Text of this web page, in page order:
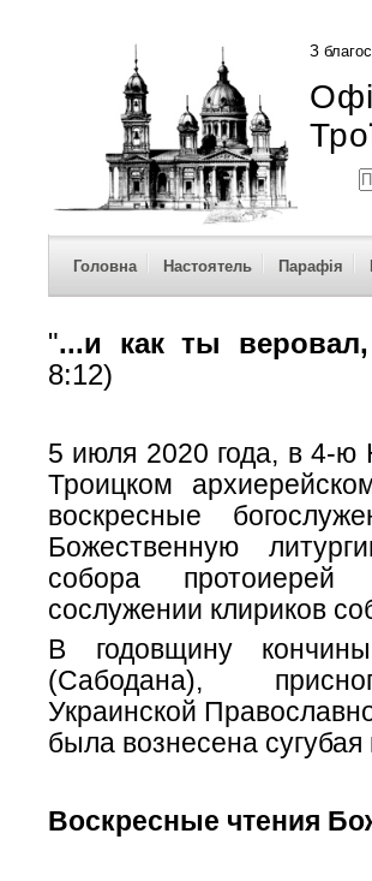
З
Головна Настоятель Парафія
"...и как ты
8:12)
5 июля 2020 года, в 4-ю
Троицком
воскресные
Божественную
собора
сослужении клириков
В годовщину
(Сабодана),
Украинской
была вознесена
Воскресные чтения